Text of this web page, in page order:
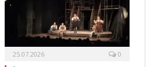
25.07.2026 0